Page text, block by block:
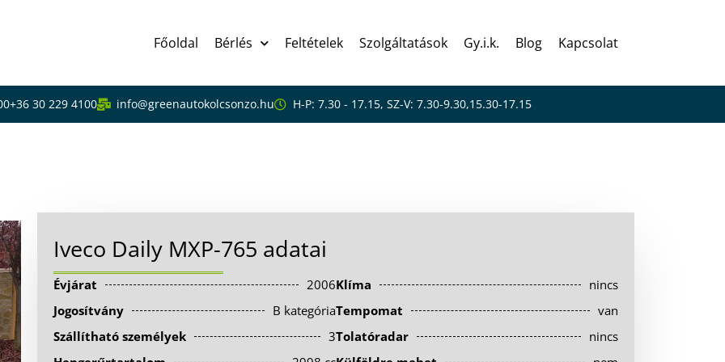
Főoldal Bérlés Feltételek Szolgáltatások Gy.i.k. Blog Kapcsolat
+36 30 229 4100 info@greenautokolcsonzo.hu H-P: 7.30 - 17.15, SZ-V: 7.30-9.30,15.30-17.15
Iveco Daily MXP-765 adatai
Évjárat
2006
Jogosítvány
B kategória
Szállítható személyek
3
Klíma
nincs
Tempomat
van
Tolatóradar
nincs